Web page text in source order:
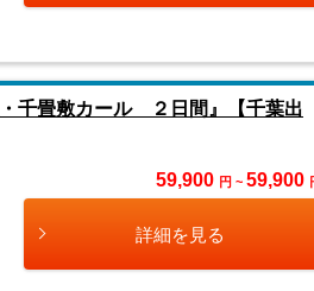
千畳敷カール ２日間』【千葉出
59,900 円 ~ 59,900
詳細を見る